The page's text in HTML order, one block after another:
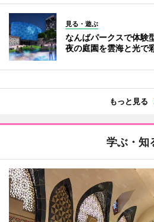
見る・遊ぶ
なんばパークスで体験
夜の庭園を雲海と光で
もっと見る
学ぶ・知